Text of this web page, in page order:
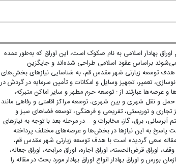
بهادار اسلامی به نام صکوک است، این اوراق که به‌طور عمده
براساس عقود اسلامی طراحی شده‌اند و جایگزین
با هدف توسعه زیارتی شهر مقدس قم، به شناسایی نیازهای بخش‌های
تعمیر، تجهیز وسایل و امکانات و تأمین سرمایه در گردش در
عبارتند از : توسعه حرم مطهر و سایر اماکن متبرکه،
و نقل شهری و بین شهری، توسعه مراکز اقامتی و رفاهی مانند
تجاری و توریستی، تفریحی و فرهنگی، توسعه فضاهای سبز و
برق، گاز، مخابرات و ...در مرحله بعد با توجه به نیازهای
پاسخ به این نیازها در بخش‌ها و عرصه‌های مختلف پرداخته
مقاله سعی گردیده است با هدف توسعه زیارتی شهر مقدس قم،
اوراق قرض‌الحسنه، اوراق اجاره، اوراق مرابحه، اوراق جعاله،
و اوراق بهادار انواع اوراق بهادار مورد بحث در مقاله را